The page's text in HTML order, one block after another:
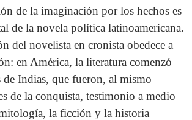
de la imaginación por los hechos es
de la novela política latinoamericana.
del novelista en cronista obedece a
en América, la literatura comenzó
de Indias, que fueron, al mismo
de la conquista, testimonio a medio
la ficción y la historia